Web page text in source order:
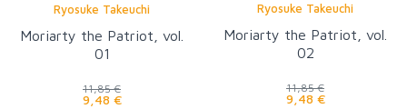
Ryosuke Takeuchi
Moriarty the Patriot, vol.
01
11,85 €
9,48 €
Ryosuke Takeuchi
Moriarty the Patriot, vol.
02
11,85 €
9,48 €